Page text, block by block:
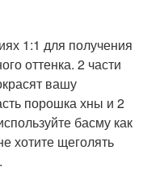
1:1 для получения
оттенка. 2 части
вашу
порошка хны и 2
басму как
хотите щеголять